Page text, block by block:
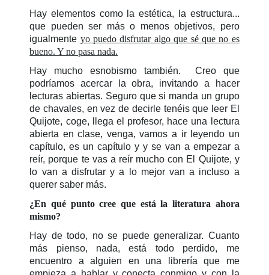
Hay elementos como la estética, la estructura...
que pueden ser más o menos objetivos, pero
igualmente yo puedo disfrutar algo que sé que no es
bueno. Y no pasa nada.
Hay mucho esnobismo también. Creo que
podríamos acercar la obra, invitando a hacer
lecturas abiertas. Seguro que si manda un grupo
de chavales, en vez de decirle tenéis que leer El
Quijote, coge, llega el profesor, hace una lectura
abierta en clase, venga, vamos a ir leyendo un
capítulo, es un capítulo y y se van a empezar a
reír, porque te vas a reír mucho con El Quijote, y
lo van a disfrutar y a lo mejor van a incluso a
querer saber más.
¿En qué punto cree que está la literatura ahora
mismo?
Hay de todo, no se puede generalizar. Cuanto
más pienso, nada, está todo perdido, me
encuentro a alguien en una librería que me